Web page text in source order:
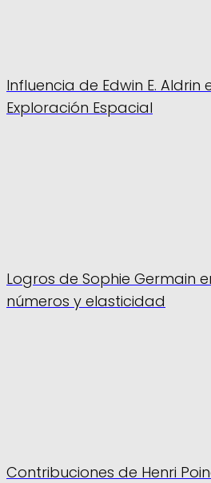
Influencia de Edwin E. Aldrin
Exploración Espacial
Logros de Sophie Germain
números y elasticidad
Contribuciones de Henri